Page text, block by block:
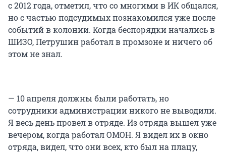
с 2012 года, отметил, что со многими в ИК общался,
но с частью подсудимых познакомился уже после
событий в колонии. Когда беспорядки начались в
ШИЗО, Петрушин работал в промзоне и ничего об
этом не знал.
— 10 апреля должны были работать, но
сотрудники администрации никого не выводили.
Я весь день провел в отряде. Из отряда вышел уже
вечером, когда работал ОМОН. Я видел их в окно
отряда, видел, что они всех, кто был на плацу,